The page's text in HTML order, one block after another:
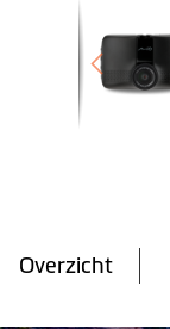
van
Overzicht